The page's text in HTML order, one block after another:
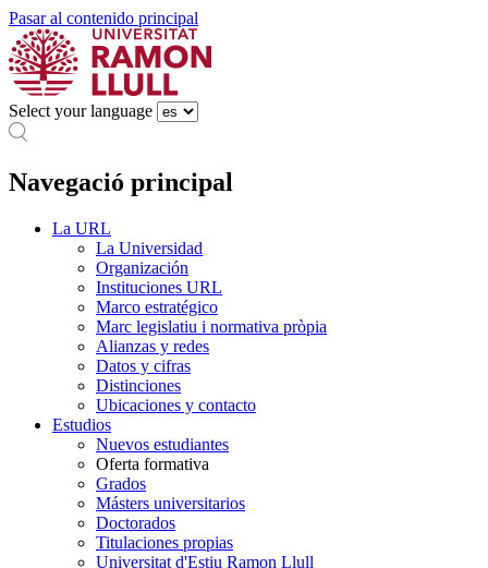
Pasar al contenido principal
Select your language
Navegació principal
La URL
La Universidad
Organización
Instituciones URL
Marco estratégico
Marc legislatiu i normativa pròpia
Alianzas y redes
Datos y cifras
Distinciones
Ubicaciones y contacto
Estudios
Nuevos estudiantes
Oferta formativa
Grados
Másters universitarios
Doctorados
Titulaciones propias
Universitat d'Estiu Ramon Llull